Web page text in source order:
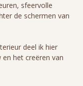
sfeervolle
de schermen van
deel ik hier
het creëren van